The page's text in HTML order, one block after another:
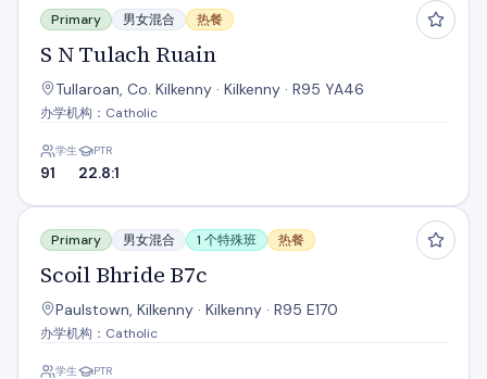
Primary 男女混合 热餐
S N Tulach Ruain
Tullaroan, Co. Kilkenny · Kilkenny · R95 YA46
办学机构：Catholic
学生
91
PTR
22.8:1
Scoil Bhride B7c
Primary 男女混合 1 个特殊班 热餐
Scoil Bhride B7c
Paulstown, Kilkenny · Kilkenny · R95 E170
办学机构：Catholic
学生 PTR